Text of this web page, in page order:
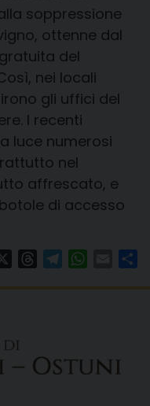
soppressione
ottenne dal
del
nei locali
gli uffici del
I recenti
luce numerosi
nel
affrescato, e
di accesso
ThreadsTelegram Email